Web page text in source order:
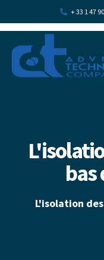
+ 33 1 47
bas
L'isolation